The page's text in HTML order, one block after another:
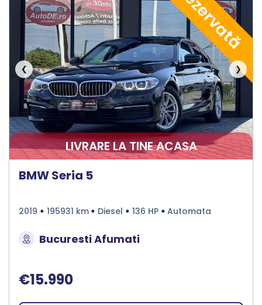
Rezervată
❮ ❯
LIVRARE LA TINE ACASA
BMW Seria 5
2019 195931 km Diesel 136 HP Automata
Bucuresti Afumati
€15.990